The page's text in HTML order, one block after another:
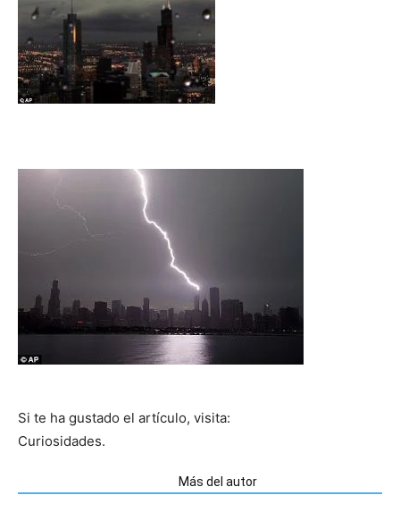
Si te ha gustado el artículo, visita:
Curiosidades.
Más del autor